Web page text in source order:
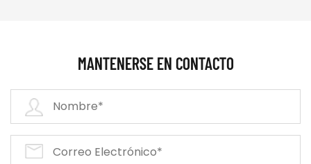
MANTENERSE EN CONTACTO